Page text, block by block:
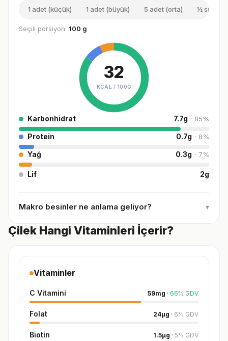
1 adet (küçük) 1 adet (büyük) 5 adet (orta) ½ su
Seçili porsiyon: 100 g
32
KCAL / 100G
Karbonhidrat 7.7g · 85%
Protein 0.7g · 8%
Yağ 0.3g · 7%
Lif 2g
Makro besinler ne anlama geliyor? ▾
Çilek Hangi Vitaminleri İçerir?
Vitaminler
C Vitamini 59mg · 66% GDV
Folat 24µg · 6% GDV
Biotin 1.5µg · 5% GDV